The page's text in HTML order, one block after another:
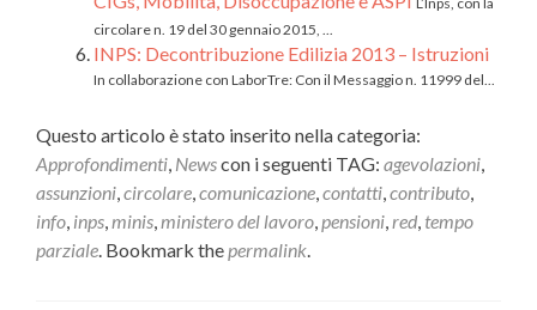
circolare n. 19 del 30 gennaio 2015, ...
INPS: Decontribuzione Edilizia 2013 – Istruzioni
In collaborazione con LaborTre: Con il Messaggio n. 11999 del...
Questo articolo è stato inserito nella categoria:
Approfondimenti, Newscon i seguenti TAG: agevolazioni,
assunzioni,circolare,comunicazione,contatti,contributo,
info, inps,minis,ministero del lavoro,pensioni,red, tempo
parziale. Bookmark thepermalink.